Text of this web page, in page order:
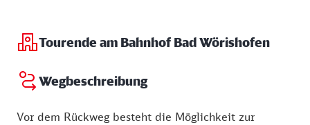
Für einen Besuch ist die prachtvoll ausgestattete
Über das Pfarrbüro ist eine Anmeldung möglich für
Dauer der Führung ca. 30 Minuten
Tourende am Bahnhof Bad Wörishofen
Wegbeschreibung
Vor dem Rückweg besteht die Möglichkeit zur